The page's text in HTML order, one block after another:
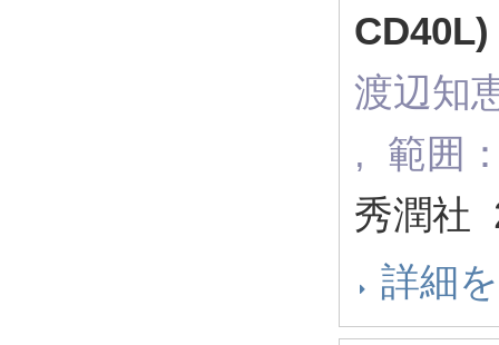
CD40L)
渡辺知
, 範囲
秀潤社
詳細